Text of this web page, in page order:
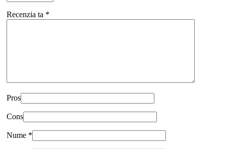
Recenzia ta *
Pros
Cons
Nume *